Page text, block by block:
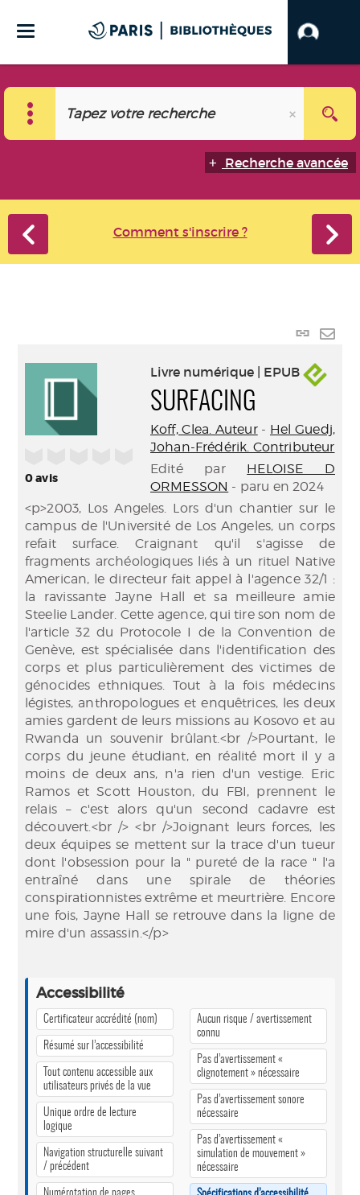
Recherche avancée
Comment s'inscrire ?
Lien
0avis
Livre numérique | EPUB
SURFACING
Koff, Clea. Auteur- Hel Guedj,
Johan-Frédérik. Contributeur
Edité par HELOISE D
ORMESSON - paru en 2024
<p>2003, Los Angeles. Lors d'un chantier sur le
campus de l'Université de Los Angeles, un corps
refait surface. Craignant qu'il s'agisse de
fragments archéologiques liés à un rituel Native
American, le directeur fait appel à l'agence 32/1 :
la ravissante Jayne Hall et sa meilleure amie
Steelie Lander. Cette agence, qui tire son nom de
l'article 32 du Protocole I de la Convention de
Genève, est spécialisée dans l'identification des
corps et plus particulièrement des victimes de
génocides ethniques. Tout à la fois médecins
légistes, anthropologues et enquêtrices, les deux
amies gardent de leurs missions au Kosovo et au
Rwanda un souvenir brûlant.<br />Pourtant, le
corps du jeune étudiant, en réalité mort il y a
moins de deux ans, n'a rien d'un vestige. Eric
Ramos et Scott Houston, du FBI, prennent le
relais – c'est alors qu'un second cadavre est
découvert.<br /> <br />Joignant leurs forces, les
deux équipes se mettent sur la trace d'un tueur
dont l'obsession pour la " pureté de la race " l'a
entraîné dans une spirale de théories
conspirationnistes extrême et meurtrière. Encore
une fois, Jayne Hall se retrouve dans la ligne de
mire d'un assassin.</p>
Accessibilité
Certificateur accrédité (nom)
Résumé sur l’accessibilité
Tout contenu accessible aux
utilisateurs privés de la vue
Unique ordre de lecture
logique
Navigation structurelle suivant
/ précédent
Aucun risque / avertissement
connu
Pas d’avertissement «
clignotement » nécessaire
Pas d’avertissement sonore
nécessaire
Pas d’avertissement «
simulation de mouvement »
nécessaire